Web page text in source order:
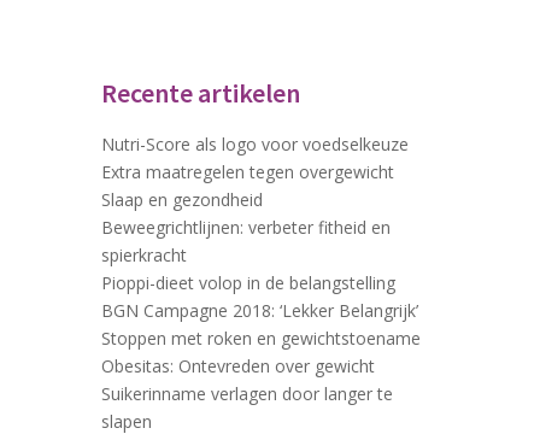
Recente artikelen
Nutri-Score als logo voor voedselkeuze
Extra maatregelen tegen overgewicht
Slaap en gezondheid
Beweegrichtlijnen: verbeter fitheid en
spierkracht
Pioppi-dieet volop in de belangstelling
BGN Campagne 2018: ‘Lekker Belangrijk’
Stoppen met roken en gewichtstoename
Obesitas: Ontevreden over gewicht
Suikerinname verlagen door langer te
slapen